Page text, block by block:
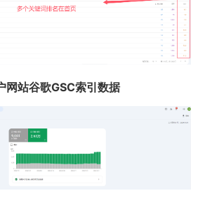
网站谷歌GSC索引数据